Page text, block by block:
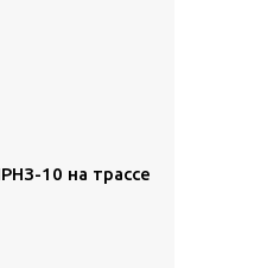
10 на трассе